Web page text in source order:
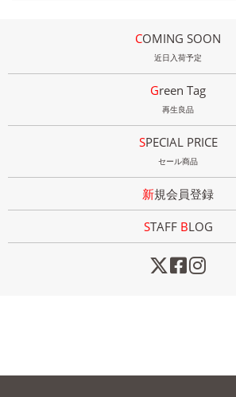
COMING SOON
近日入荷予定
Green Tag
再生良品
SPECIAL PRICE
セール商品
新規会員登録
STAFF BLOG